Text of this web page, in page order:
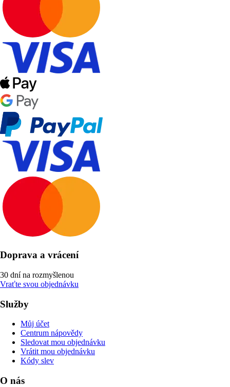
Doprava a vrácení
30 dní na rozmyšlenou
Vraťte svou objednávku
Služby
Můj účet
Centrum nápovědy
Sledovat mou objednávku
Vrátit mou objednávku
Kódy slev
O nás